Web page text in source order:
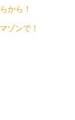
から！
ゾンで！